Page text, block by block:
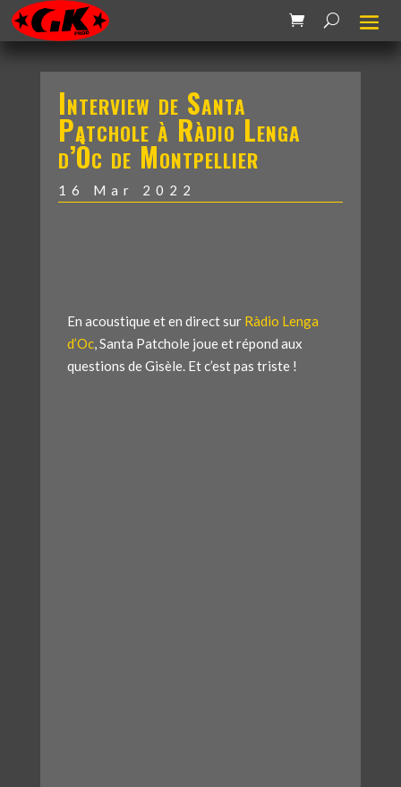
Interview de Santa
Patchole à Ràdio Lenga
d’Òc de Montpellier
16 Mar 2022
En acoustique et en direct sur Ràdio Lenga
d’Oc, Santa Patchole joue et répond aux
questions de Gisèle. Et c’est pas triste !